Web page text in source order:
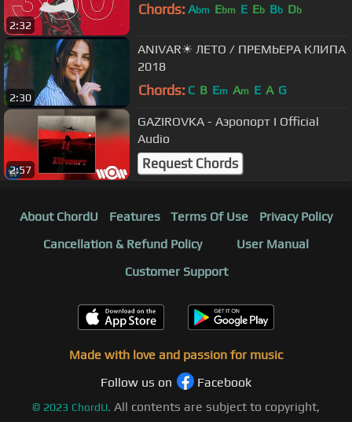
2:32
Chords: Abm Ebm E Eb Bb Db
2:30
ANIVAR☀ ЛЕТО / ПРЕМЬЕРА КЛИПА
2018
Chords: C B Em Am E A G
2:57
GAZIROVKA - Аэропорт I Official
Audio
Request Chords
About ChordU Features Terms Of Use
Privacy Policy
Cancellation & Refund Policy
User Manual
Customer Support
Made with love and passion for music
Follow us on
Facebook
© 2023 ChordU. All contents are subject to copyright,